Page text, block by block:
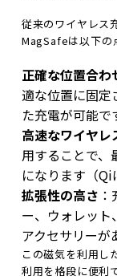
従来のワイヤレス
MagSafeは以下の
正確な位置合わ
適な位置に固定
た充電が可能で
高速なワイヤレ
用することで、
になります（Qi
拡張性の高さ
ー、ウォレット
アクセサリーが
この磁気を利用し
利用を格段に便利